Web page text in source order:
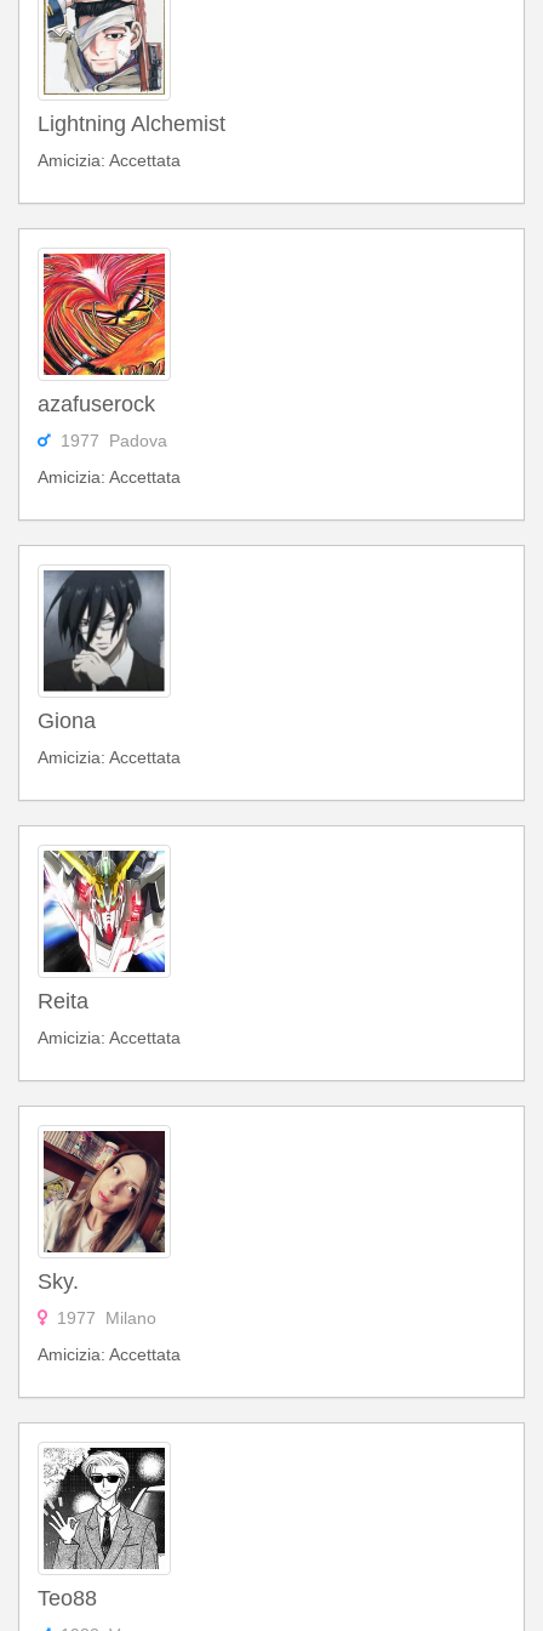
Lightning Alchemist
Amicizia: Accettata
azafuserock
1977 Padova
Amicizia: Accettata
Giona
Amicizia: Accettata
Reita
Amicizia: Accettata
Sky.
1977 Milano
Amicizia: Accettata
Teo88